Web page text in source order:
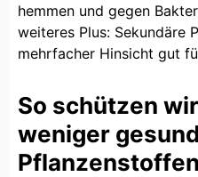
hemmen und gegen
weiteres Plus: Sekundäre
mehrfacher Hinsicht gut
So schützen
weniger
Pflanzenstoffen